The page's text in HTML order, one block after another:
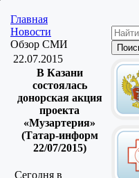
Главная
Новости
Обзор СМИ
22.07.2015
В Казани
состоялась
донорская акция
проекта
«Музартерия»
(Татар-информ
22/07/2015)
Сегодня в